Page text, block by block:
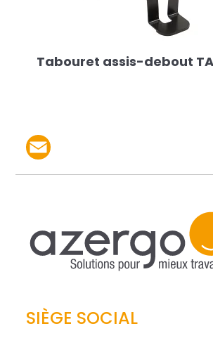
Tabouret assis-debout
Partager le
SIÈGE SOCIAL